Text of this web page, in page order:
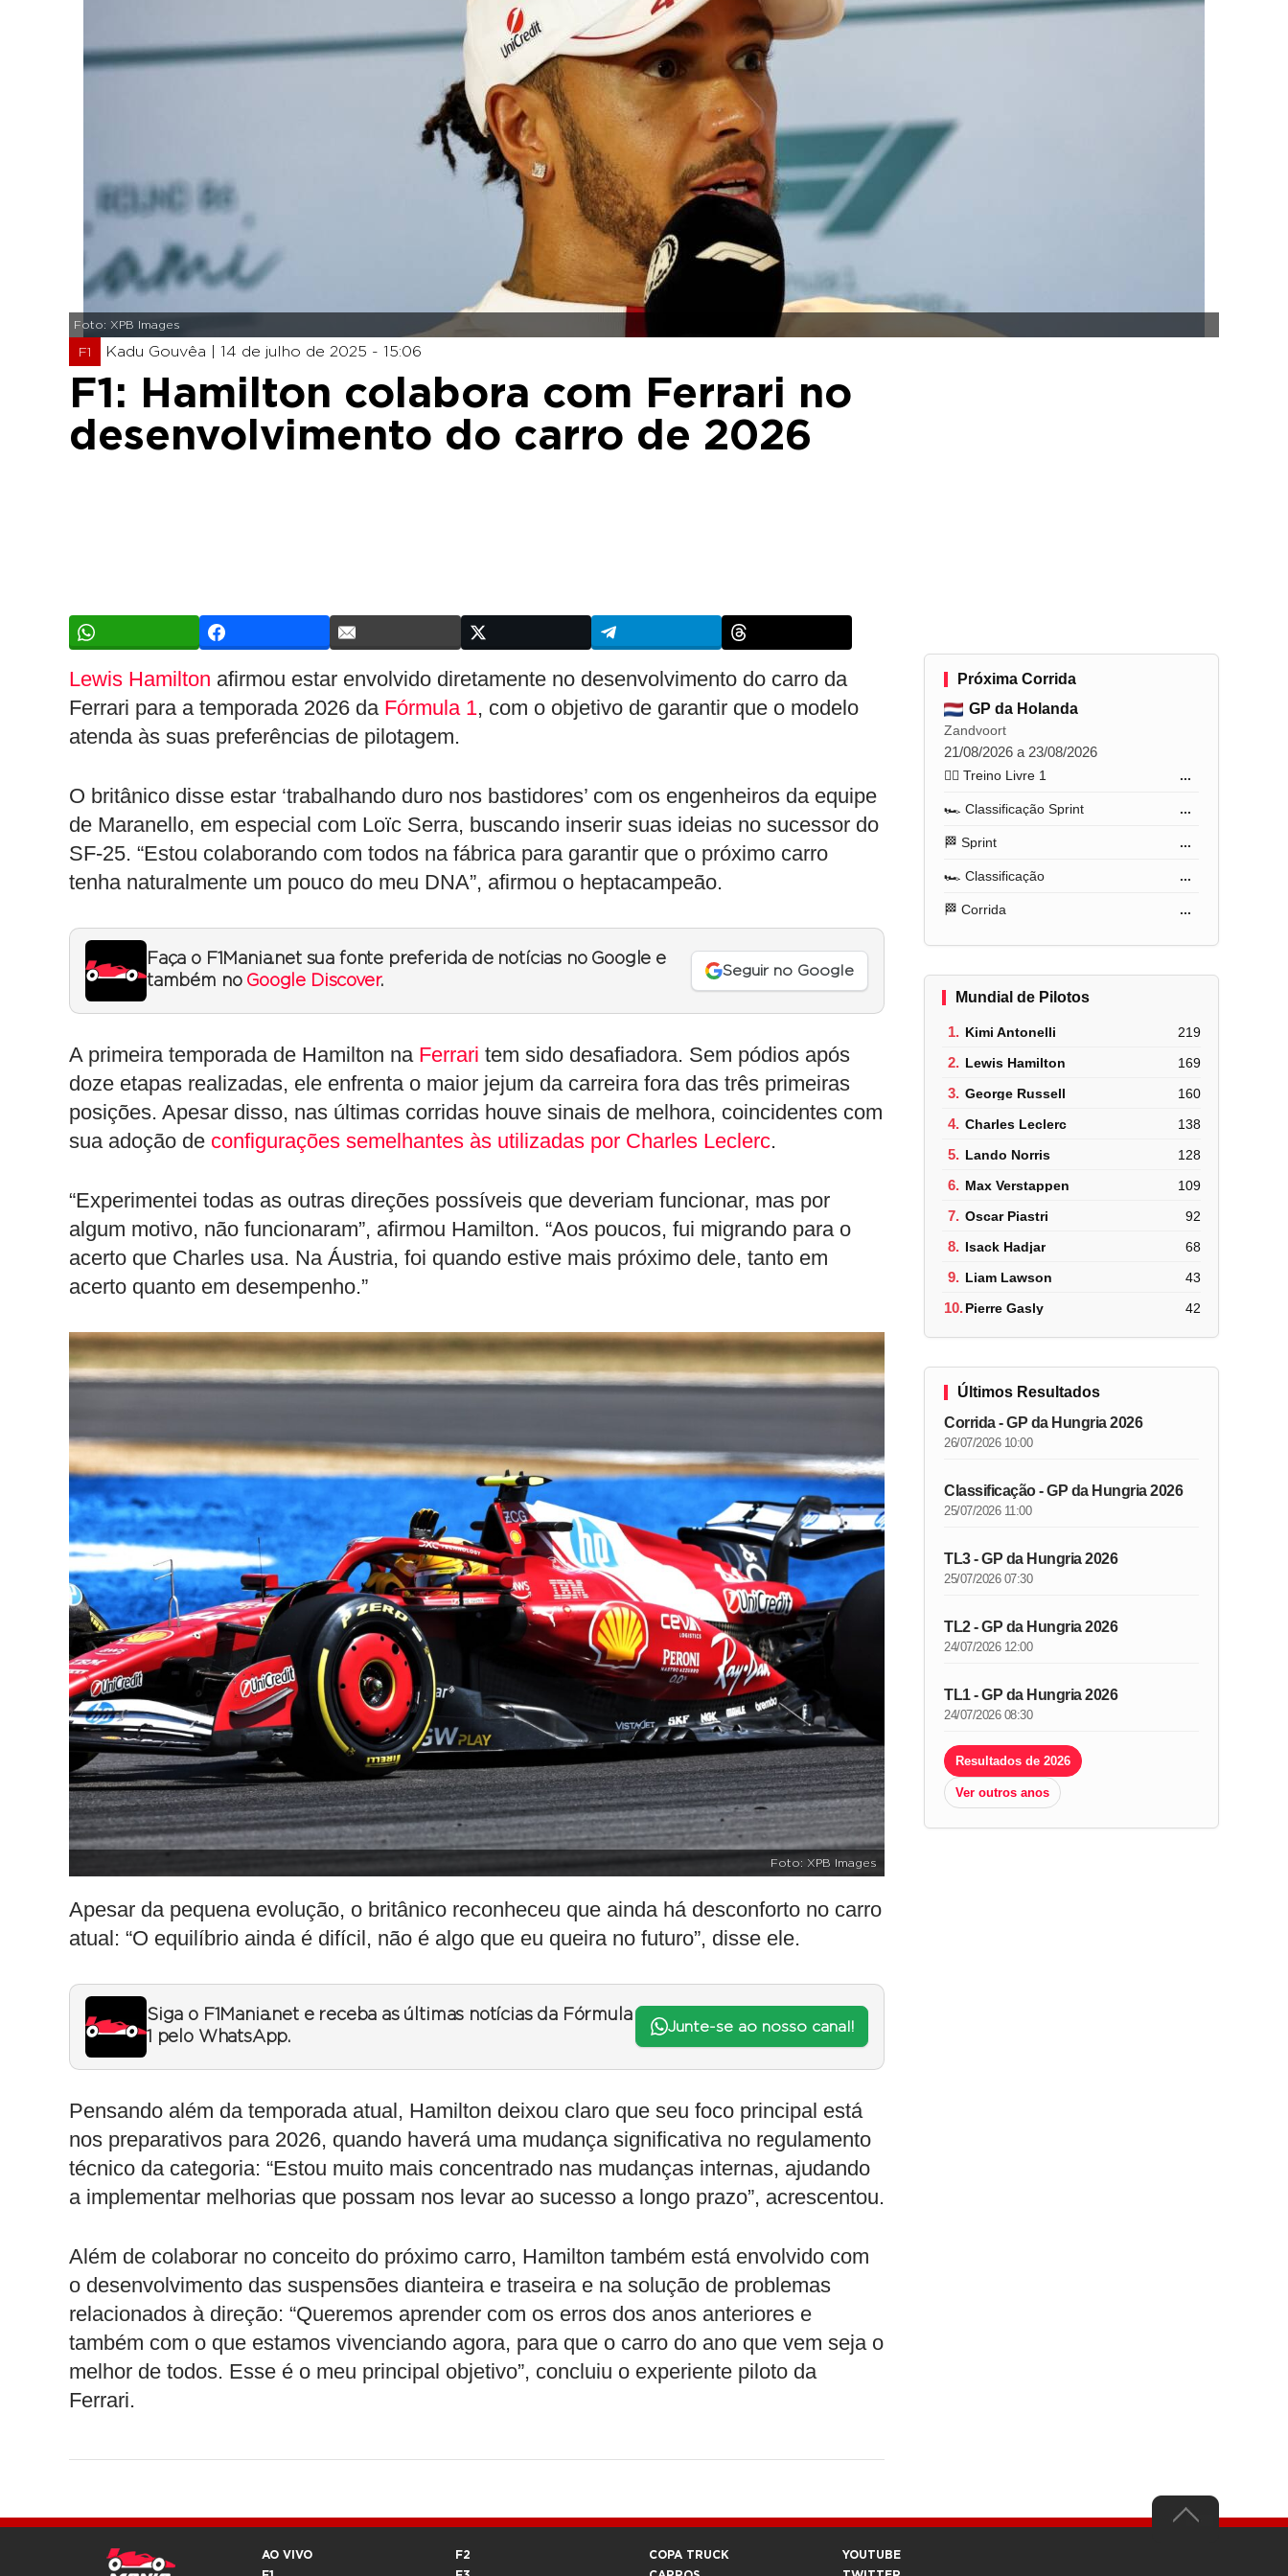
Foto: XPB Images
F1 Kadu Gouvêa | 14 de julho de 2025 - 15:06
F1: Hamilton colabora com Ferrari no
desenvolvimento do carro de 2026
Lewis Hamilton afirmou estar envolvido diretamente no desenvolvimento do carro da
Ferrari para a temporada 2026 da Fórmula 1, com o objetivo de garantir que o modelo
atenda às suas preferências de pilotagem.
O britânico disse estar ‘trabalhando duro nos bastidores’ com os engenheiros da equipe
de Maranello, em especial com Loïc Serra, buscando inserir suas ideias no sucessor do
SF-25. “Estou colaborando com todos na fábrica para garantir que o próximo carro
tenha naturalmente um pouco do meu DNA”, afirmou o heptacampeão.
Faça o F1Mania.net sua fonte preferida de notícias no Google e
também no Google Discover.
Seguir no Google
A primeira temporada de Hamilton na Ferrari tem sido desafiadora. Sem pódios após
doze etapas realizadas, ele enfrenta o maior jejum da carreira fora das três primeiras
posições. Apesar disso, nas últimas corridas houve sinais de melhora, coincidentes com
sua adoção de configurações semelhantes às utilizadas por Charles Leclerc.
“Experimentei todas as outras direções possíveis que deveriam funcionar, mas por
algum motivo, não funcionaram”, afirmou Hamilton. “Aos poucos, fui migrando para o
acerto que Charles usa. Na Áustria, foi quando estive mais próximo dele, tanto em
acerto quanto em desempenho.”
Foto: XPB Images
Apesar da pequena evolução, o britânico reconheceu que ainda há desconforto no carro
atual: “O equilíbrio ainda é difícil, não é algo que eu queira no futuro”, disse ele.
Siga o F1Mania.net e receba as últimas notícias da Fórmula
1 pelo WhatsApp.
Junte-se ao nosso canal!
Pensando além da temporada atual, Hamilton deixou claro que seu foco principal está
nos preparativos para 2026, quando haverá uma mudança significativa no regulamento
técnico da categoria: “Estou muito mais concentrado nas mudanças internas, ajudando
a implementar melhorias que possam nos levar ao sucesso a longo prazo”, acrescentou.
Além de colaborar no conceito do próximo carro, Hamilton também está envolvido com
o desenvolvimento das suspensões dianteira e traseira e na solução de problemas
relacionados à direção: “Queremos aprender com os erros dos anos anteriores e
também com o que estamos vivenciando agora, para que o carro do ano que vem seja o
melhor de todos. Esse é o meu principal objetivo”, concluiu o experiente piloto da
Ferrari.
Próxima Corrida
GP da Holanda
Zandvoort
21/08/2026 a 23/08/2026
🏋️‍♂️ Treino Livre 1 ...
🏎️ Classificação Sprint ...
🏁 Sprint ...
🏎️ Classificação ...
🏁 Corrida ...
Mundial de Pilotos
1. Kimi Antonelli 219
2. Lewis Hamilton 169
3. George Russell 160
4. Charles Leclerc 138
5. Lando Norris 128
6. Max Verstappen 109
7. Oscar Piastri 92
8. Isack Hadjar 68
9. Liam Lawson 43
10.Pierre Gasly 42
Últimos Resultados
Corrida - GP da Hungria 2026
26/07/2026 10:00
Classificação - GP da Hungria 2026
25/07/2026 11:00
TL3 - GP da Hungria 2026
25/07/2026 07:30
TL2 - GP da Hungria 2026
24/07/2026 12:00
TL1 - GP da Hungria 2026
24/07/2026 08:30
Resultados de 2026
Ver outros anos
AO VIVO
F2
COPA TRUCK
YOUTUBE